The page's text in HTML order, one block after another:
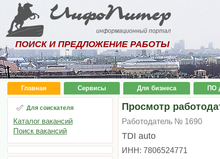
ИнфоПитер
информационный портал
ПОИСК И ПРЕДЛОЖЕНИЕ РАБОТЫ
Главная Сервисы Для бизнеса ПО
Для соискателя
Каталог вакансий
Поиск вакансий
Просмотр
Работодатель № 1690
TDI auto
ИНН: 7806524771